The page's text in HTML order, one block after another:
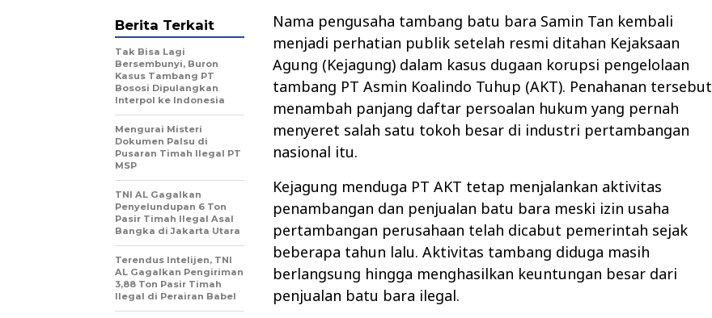
Nama pengusaha tambang batu bara Samin Tan kembali
menjadi perhatian publik setelah resmi ditahan Kejaksaan
Agung (Kejagung) dalam kasus dugaan korupsi pengelolaan
tambang PT Asmin Koalindo Tuhup (AKT). Penahanan tersebut
menambah panjang daftar persoalan hukum yang pernah
menyeret salah satu tokoh besar di industri pertambangan
nasional itu.
Kejagung menduga PT AKT tetap menjalankan aktivitas
penambangan dan penjualan batu bara meski izin usaha
pertambangan perusahaan telah dicabut pemerintah sejak
beberapa tahun lalu. Aktivitas tambang diduga masih
berlangsung hingga menghasilkan keuntungan besar dari
penjualan batu bara ilegal.
Berita Terkait
Tak Bisa Lagi
Bersembunyi, Buron
Kasus Tambang PT
Bososi Dipulangkan
Interpol ke Indonesia
Mengurai Misteri
Dokumen Palsu di
Pusaran Timah Ilegal PT
MSP
TNI AL Gagalkan
Penyelundupan 6 Ton
Pasir Timah Ilegal Asal
Bangka di Jakarta Utara
Terendus Intelijen, TNI
AL Gagalkan Pengiriman
3,88 Ton Pasir Timah
Ilegal di Perairan Babel